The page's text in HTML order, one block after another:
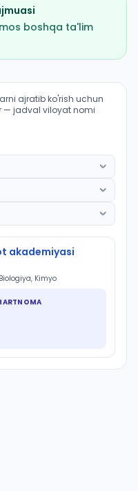
boshqa ta'lim
OTM lar bo'yicha
ajratib ko'rish uchun
— jadval viloyat nomi
akademiyasi
Biologiya, Kimyo